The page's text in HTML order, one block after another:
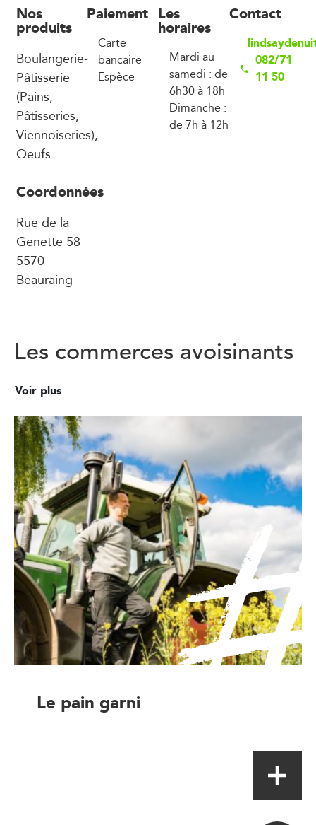
Nos
produits
Boulangerie-
Pâtisserie
(Pains,
Pâtisseries,
Viennoiseries),
Oeufs
Paiement
Carte
bancaire
Espèce
Les
horaires
Mardi au
samedi : de
6h30 à 18h
Dimanche :
de 7h à 12h
Contact
082/71
11 50
Coordonnées
Rue de la
Genette 58
5570
Beauraing
Les commerces avoisinants
Voir plus
Le pain garni